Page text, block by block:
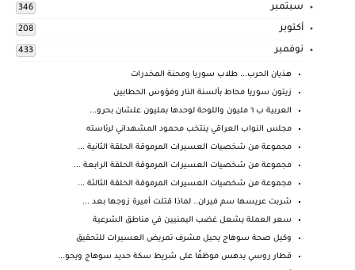
سبتمبر 346
أكتوبر 208
نوفمبر 433
هذيان الحرب... طلاب سوريا ومحنة المخدرات
زيتون سوريا محاط بألسنة النار وفؤوس الحطابين
العربية ب ٦ مليون واللوحة لوحدها بمليون علشان بحرو...
مجلس النواب العراقي ينتخب محمود المشهداني لرئاسته
مجموعة من شخصيات العسيرات المرموقة الحلقة الثانية ...
مجموعة من شخصيات العسيرات المرموقة الحلقة الرابعة ...
مجموعة من شخصيات العسيرات المرموقة الحلقة الثالثة ...
شربت عريسها سم فيران.. لماذا قتلت أميرة زوجها بعد ...
سعر العملة يشعل غضب اليمنيين في مناطق الشرعية
وكيل صحة سوهاج يحيل مشرف تمريض العسيرات للتحقيق
قطار روسي يدهس موظفًا على شريط سكة حديد سوهاج ويحو...